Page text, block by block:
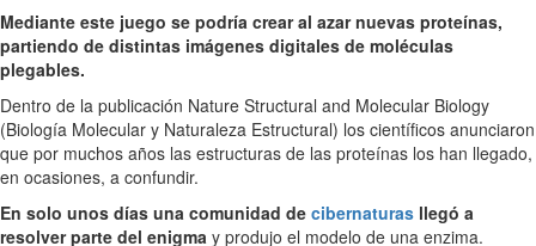
Mediante este juego se podría crear al azar nuevas proteínas,
partiendo de distintas imágenes digitales de moléculas
plegables.
Dentro de la publicación Nature Structural and Molecular Biology
(Biología Molecular y Naturaleza Estructural) los científicos anunciaron
que por muchos años las estructuras de las proteínas los han llegado,
en ocasiones, a confundir.
En solo unos días una comunidad de cibernaturas llegó a
resolver parte del enigma y produjo el modelo de una enzima.